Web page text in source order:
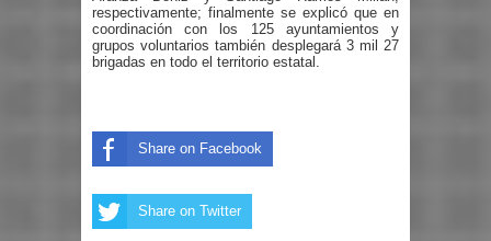
respectivamente; finalmente se explicó que en
coordinación con los 125 ayuntamientos y
grupos voluntarios también desplegará 3 mil 27
brigadas en todo el territorio estatal.
Share on Facebook
Share on Twitter